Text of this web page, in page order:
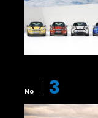
No 3